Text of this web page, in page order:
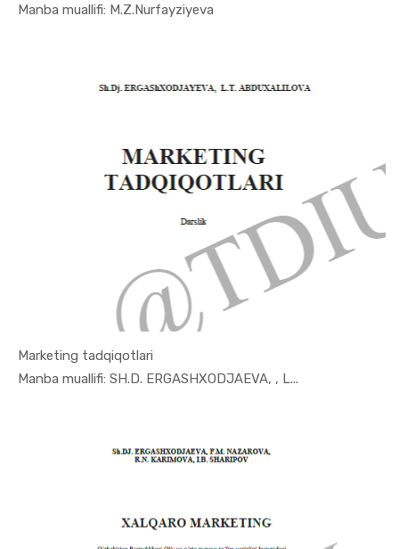
Manba muallifi: M.Z.Nurfayziyeva
In Marketi...
Marketing tadqiqotlari
Manba muallifi: SH.D. ERGASHXODJAEVA, , L...
In Marketi...